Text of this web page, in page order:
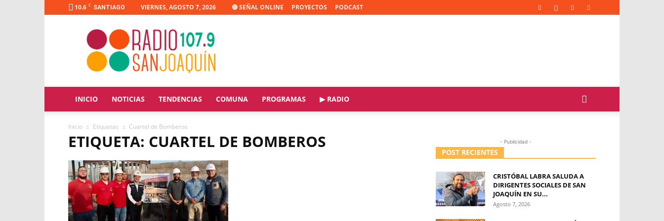
10.6 C SANTIAGO VIERNES, AGOSTO 7, 2026 🔴 SEÑAL ONLINE PROYECTOS PODCAST
Radio
Joaquín
INICIO NOTICIAS TENDENCIAS COMUNA PROGRAMAS ▶ RADIO
Inicio Etiquetas Cuartel de Bomberos
ETIQUETA: CUARTEL DE BOMBEROS - Publicidad -
POST RECIENTES
CRISTÓBAL LABRA SALUDA A
DIRIGENTES SOCIALES DE SAN
JOAQUÍN EN SU...
Agosto 7, 2026